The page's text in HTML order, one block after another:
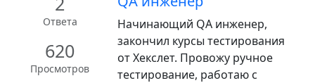
Ответа
620
Просмотров
Начинающий QA инженер,
закончил курсы тестирования
от Хекслет. Провожу ручное
тестирование, работаю с